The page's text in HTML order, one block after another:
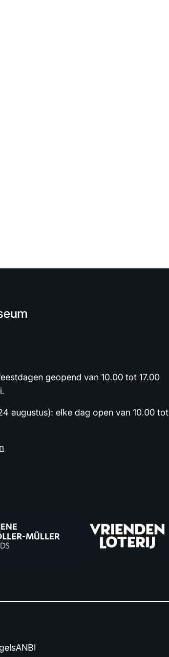
geopend van 10.00 tot 17.00
augustus): elke dag open van 10.00 tot
ANBI